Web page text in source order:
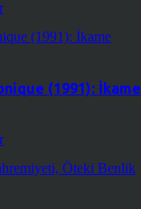
(1991): İkame